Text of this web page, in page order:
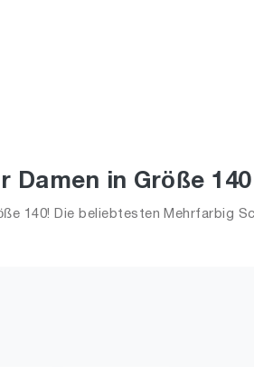
Damen in Größe 140
140! Die beliebtesten Mehrfarbig